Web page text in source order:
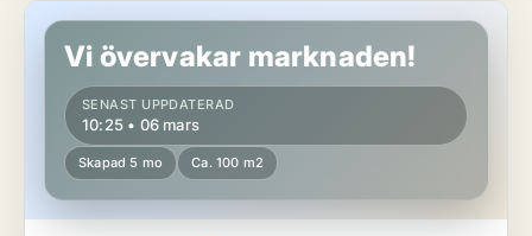
Butikslokal på Östermalm
Vi övervakar marknaden!
SENAST UPPDATERAD
10:25 • 06 mars
Skapad 5 mo Ca. 100 m2